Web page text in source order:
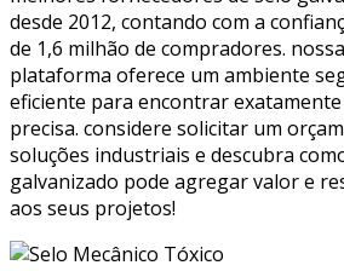
desde 2012, contando com a
de 1,6 milhão de compradores. nossa
plataforma oferece um ambiente
eficiente para encontrar exatamente
precisa. considere solicitar um
soluções industriais e descubra
galvanizado pode agregar valor e
aos seus projetos!